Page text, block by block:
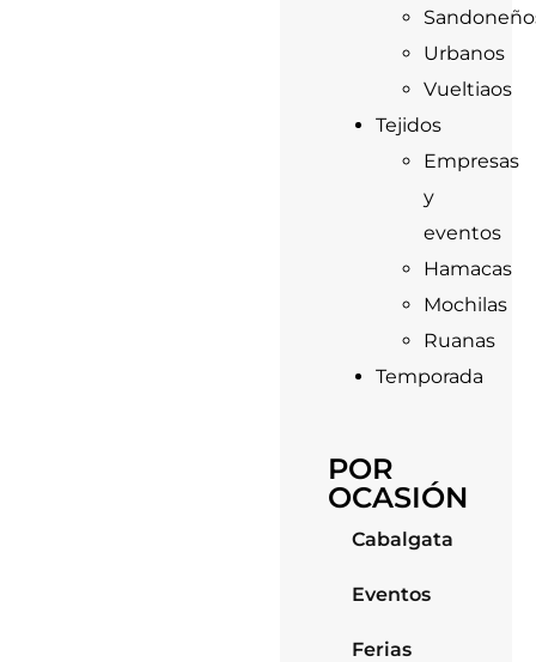
Urbanos
Vueltiaos
Tejidos
Empresas
y
eventos
Hamacas
Mochilas
Ruanas
Temporada
POR
OCASIÓN
Cabalgata
Eventos
Ferias